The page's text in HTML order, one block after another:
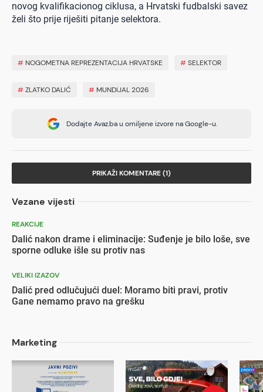
novog kvalifikacionog ciklusa, a Hrvatski fudbalski savez
želi što prije riješiti pitanje selektora.
# NOGOMETNA REPREZENTACIJA HRVATSKE #SELEKTOR
#ZLATKO DALIĆ # MUNDIJAL 2026
Dodajte Avaz.ba u omiljene izvore na Google-u.
PRIKAŽI KOMENTARE (1)
Vezane vijesti
REAKCIJE
Dalić nakon drame i eliminacije: Suđenje je bilo loše, sve
sporne odluke išle su protiv nas
VELIKI IZAZOV
Dalić pred odlučujući duel: Moramo biti pravi, protiv
Gane nemamo pravo na grešku
Marketing